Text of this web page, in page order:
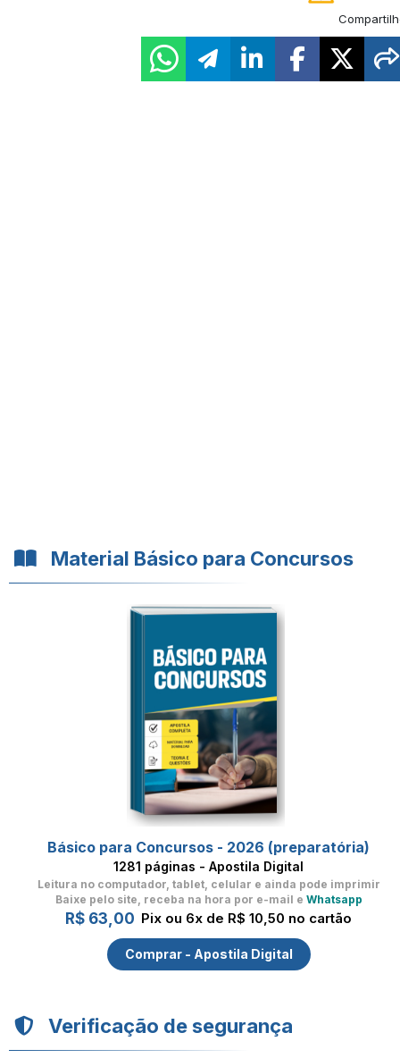
Material Básico para Concursos
Básico para Concursos - 2026 (preparatória)
1281 páginas - Apostila Digital
Leitura no computador, tablet, celular e ainda pode imprimir
Baixe pelo site, receba na hora por e-mail e Whatsapp
R$ 63,00 Pix ou 6x de R$ 10,50 no cartão
Comprar - Apostila Digital
Verificação de segurança